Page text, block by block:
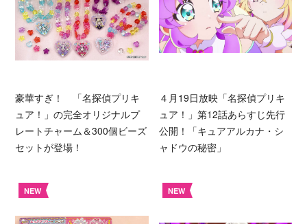
豪華すぎ！ 「名探偵プリキ
ュア！」の完全オリジナルプ
レートチャーム＆300個ビーズ
セットが登場！
４月19日放映「名探偵プリキ
ュア！」第12話あらすじ先行
公開！「キュアアルカナ・シ
ャドウの秘密」
NEW NEW